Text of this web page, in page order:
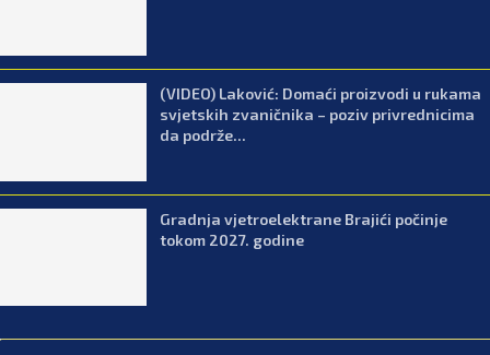
(VIDEO) Laković: Domaći proizvodi u rukama
svjetskih zvaničnika – poziv privrednicima
da podrže...
Gradnja vjetroelektrane Brajići počinje
tokom 2027. godine